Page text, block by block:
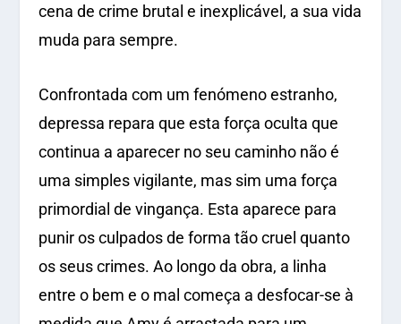
cena de crime brutal e inexplicável, a sua vida
muda para sempre.
Confrontada com um fenómeno estranho,
depressa repara que esta força oculta que
continua a aparecer no seu caminho não é
uma simples vigilante, mas sim uma força
primordial de vingança. Esta aparece para
punir os culpados de forma tão cruel quanto
os seus crimes. Ao longo da obra, a linha
entre o bem e o mal começa a desfocar-se à